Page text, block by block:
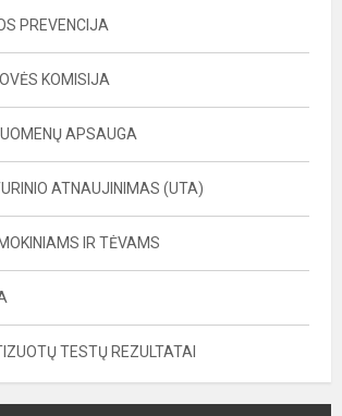
PREVENCIJA
KOMISIJA
APSAUGA
ATNAUJINIMAS (UTA)
IR TĖVAMS
TESTŲ REZULTATAI